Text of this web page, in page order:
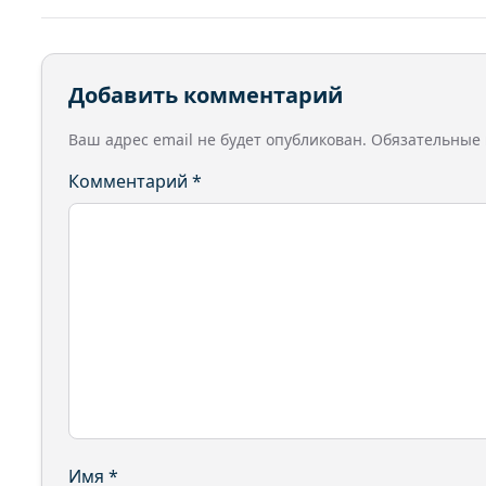
Добавить комментарий
Ваш адрес email не будет опубликован.
Комментарий *
Имя *